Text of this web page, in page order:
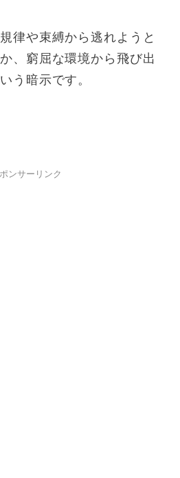
律や束縛から逃れようと
、窮屈な環境から飛び出
う暗示です。
ンサーリンク